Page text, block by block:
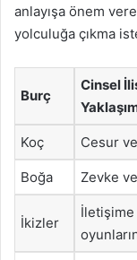
anlayışa önem
yolculuğa çıkma
Burç
Cinsel
Koç Cesur
Boğa Zevke
İkizler